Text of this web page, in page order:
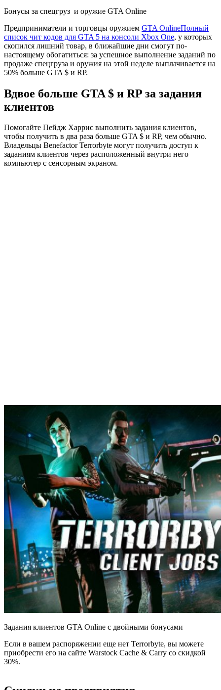
Бонусы за спецгруз и оружие GTA Online
Предприниматели и торговцы оружием GTA OnlineПолный
список чит кодов для GTA 5 на консоли Xbox Оne, у которых
скопился лишний товар, в ближайшие дни смогут по-
настоящему обогатиться: за успешное выполнение заданий по
продаже спецгруза и оружия на этой неделе выплачивается на
50% больше GTA $ и RP.
Вдвое больше GTA $ и RP за задания
клиентов
Помогайте Пейдж Харрис выполнить задания клиентов,
чтобы получить в два раза больше GTA $ и RP, чем обычно.
Владельцы Benefactor Terrorbyte могут получить доступ к
заданиям клиентов через расположенный внутри него
компьютер с сенсорным экраном.
Задания клиентов GTA Online с двойными бонусами
Если в вашем распоряжении еще нет Terrorbyte, вы можете
приобрести его на сайте Warstock Cache & Carry со скидкой
30%.